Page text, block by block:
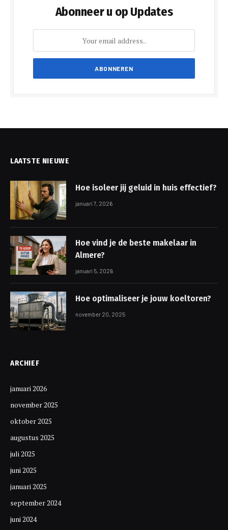
Abonneer u op Updates
LAATSTE NIEUWE
Hoe isoleer jij geluid in huis effectief?
januari 7, 2026
Hoe vind je de beste makelaar in
Almere?
januari 5, 2026
Hoe optimaliseer je jouw koeltoren?
november 20, 2025
ARCHIEF
januari 2026
november 2025
oktober 2025
augustus 2025
juli 2025
juni 2025
januari 2025
september 2024
juni 2024